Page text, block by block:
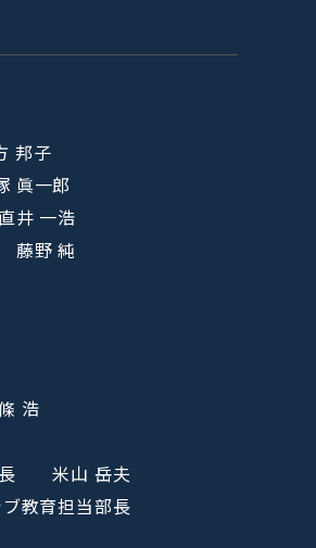
邦子
一郎
井 一浩
藤野 純
浩
長 米山 岳夫
教育担当部長